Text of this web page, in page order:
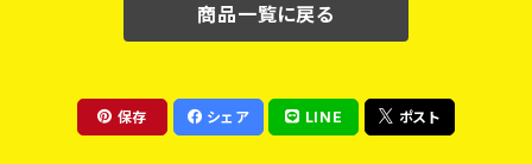
商品一覧に戻る
保存 シェア LINE ポスト